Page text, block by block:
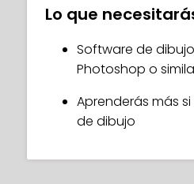
Con las habilidades
curso, ¡trascenderán a
lienzo y sorprenderás
¡Inscríbete ahora!
Lo que
Software de
Photoshop o
Aprenderás más
de dibujo